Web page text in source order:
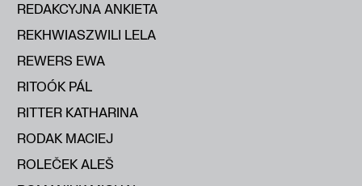
REDAKCYJNA ANKIETA
REKHWIASZWILI LELA
REWERS EWA
RITOÓK PÁL
RITTER KATHARINA
RODAK MACIEJ
ROLEČEK ALEŠ